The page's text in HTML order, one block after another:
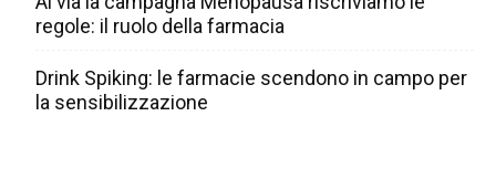
regole: il ruolo della farmacia
Drink Spiking: le farmacie scendono in campo per
la sensibilizzazione